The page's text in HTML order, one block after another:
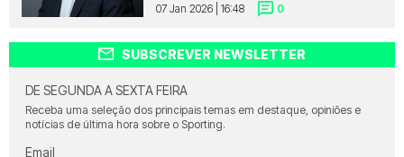
07 Jan 2026 | 16:48
0
SUBSCREVER NEWSLETTER
DE SEGUNDA A SEXTA FEIRA
Receba uma seleção dos principais temas em destaque, opiniões e
notícias de última hora sobre o Sporting.
Email